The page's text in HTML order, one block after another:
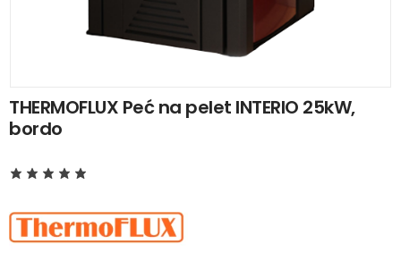
THERMOFLUX Peć na pelet INTERIO 25kW,
bordo